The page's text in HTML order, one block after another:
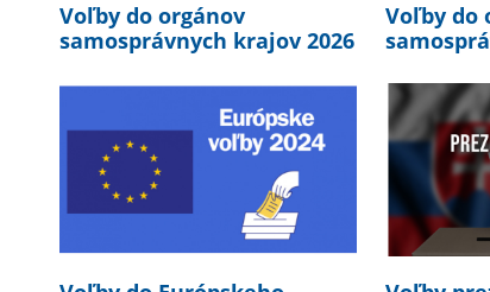
Voľby do orgánov
samosprávnych krajov 2026
Voľby do